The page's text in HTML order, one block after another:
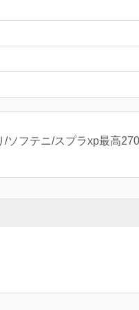
ソフテニ/スプラxp最高